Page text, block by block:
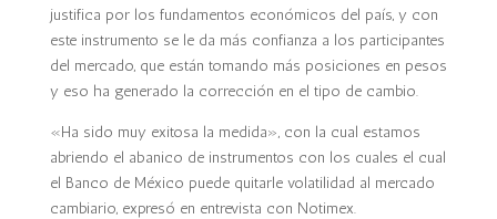
justifica por los fundamentos económicos del país, y con
este instrumento se le da más confianza a los participantes
del mercado, que están tomando más posiciones en pesos
y eso ha generado la corrección en el tipo de cambio.
«Ha sido muy exitosa la medida», con la cual estamos
abriendo el abanico de instrumentos con los cuales el cual
el Banco de México puede quitarle volatilidad al mercado
cambiario, expresó en entrevista con Notimex.